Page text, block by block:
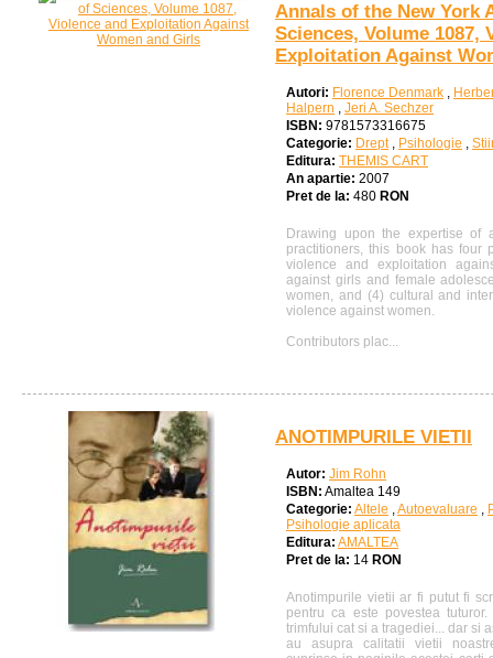
Annals of the New York
Sciences, Volume 1087,
Exploitation Against
Autori: Florence Denmark ,
Halpern , Jeri A. Sechzer
ISBN: 9781573316675
Categorie: Drept, Psihologie ,
Editura: THEMIS CART
An apartie: 2007
Pret de la: 480 RON
Drawing upon the expertise of
practitioners, this book has four
violence and exploitation
against girls and female
women, and (4) cultural and
violence against women.
Contributors plac...
ANOTIMPURILE VIETII
Autor: Jim Rohn
ISBN: Amaltea 149
Categorie: Altele ,Autoevaluare ,
Psihologie aplicata
Editura: AMALTEA
Pret de la: 14 RON
Anotimpurile vietii ar fi putut fi
pentru ca este povestea
trimfului cat si a tragediei... dar si
au asupra calitatii vietii